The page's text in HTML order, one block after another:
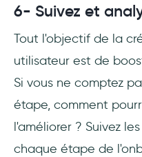
6- Suivez et
Tout l'objectif de la
utilisateur est de
Si vous ne comptez
étape, comment
l'améliorer ? Suivez
chaque étape de